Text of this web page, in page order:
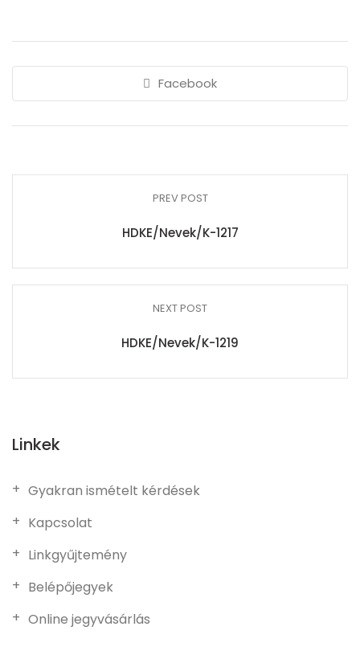
Facebook
PREV POST
HDKE/Nevek/K-1217
NEXT POST
HDKE/Nevek/K-1219
Linkek
Gyakran ismételt kérdések
Kapcsolat
Linkgyűjtemény
Belépőjegyek
Online jegyvásárlás